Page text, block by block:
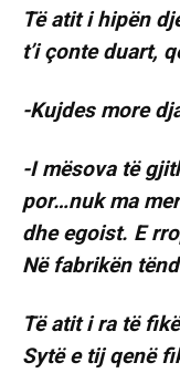
Të atit i hipën
t’i çonte duart,
-Kujdes more
-I mësova të
por…nuk ma
dhe egoist. E
Në fabrikën
Të atit i ra të
Sytë e tij qenë